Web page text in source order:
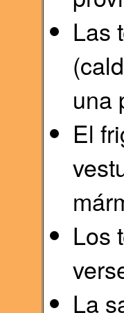
Las
una
El
Los
La